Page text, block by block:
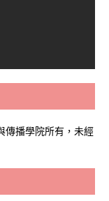
傳播學院所有，未經